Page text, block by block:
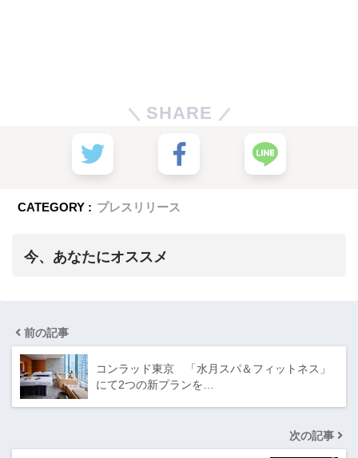
SHARE
CATEGORY : プレスリリース
今、あなたにオススメ
前の記事
コンラッド東京 「水月スパ＆フィットネス」
にて2つの新プランを…
次の記事